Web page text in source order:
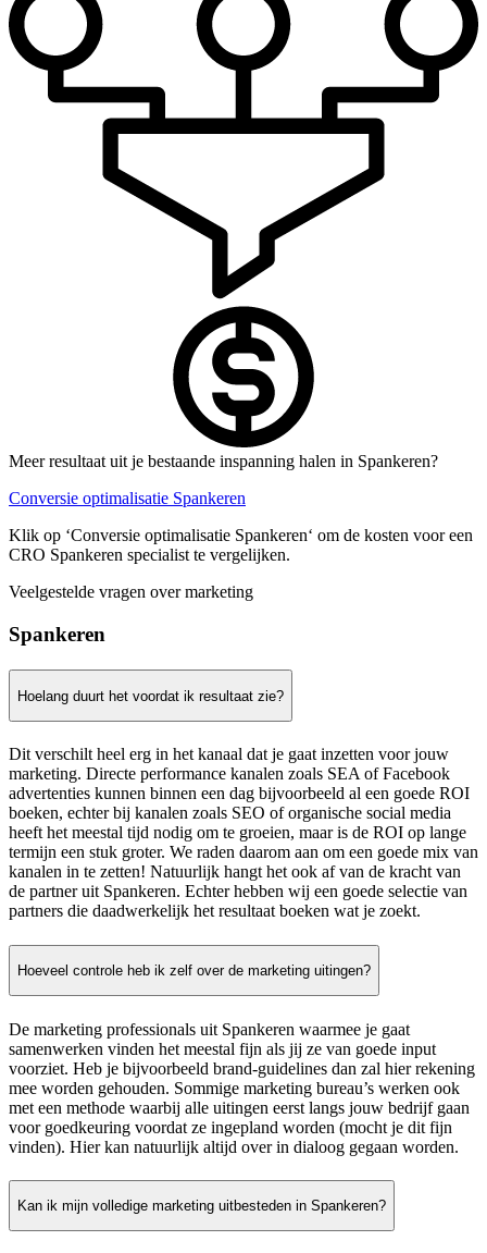
Meer resultaat uit je bestaande inspanning halen in Spankeren?
Conversie optimalisatie Spankeren
Klik op ‘Conversie optimalisatie Spankeren‘ om de kosten voor een
CRO Spankeren specialist te vergelijken.
Veelgestelde vragen over marketing
Spankeren
Hoelang duurt het voordat ik resultaat zie?
Dit verschilt heel erg in het kanaal dat je gaat inzetten voor jouw
marketing. Directe performance kanalen zoals SEA of Facebook
advertenties kunnen binnen een dag bijvoorbeeld al een goede ROI
boeken, echter bij kanalen zoals SEO of organische social media
heeft het meestal tijd nodig om te groeien, maar is de ROI op lange
termijn een stuk groter. We raden daarom aan om een goede mix van
kanalen in te zetten! Natuurlijk hangt het ook af van de kracht van
de partner uit Spankeren. Echter hebben wij een goede selectie van
partners die daadwerkelijk het resultaat boeken wat je zoekt.
Hoeveel controle heb ik zelf over de marketing uitingen?
De marketing professionals uit Spankeren waarmee je gaat
samenwerken vinden het meestal fijn als jij ze van goede input
voorziet. Heb je bijvoorbeeld brand-guidelines dan zal hier rekening
mee worden gehouden. Sommige marketing bureau’s werken ook
met een methode waarbij alle uitingen eerst langs jouw bedrijf gaan
voor goedkeuring voordat ze ingepland worden (mocht je dit fijn
vinden). Hier kan natuurlijk altijd over in dialoog gegaan worden.
Kan ik mijn volledige marketing uitbesteden in Spankeren?